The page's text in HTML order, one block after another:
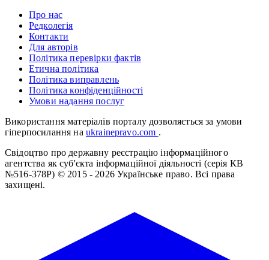
Про нас
Редколегія
Контакти
Для авторів
Політика перевірки фактів
Етична політика
Політика виправлень
Політика конфіденційності
Умови надання послуг
Використання матеріалів порталу дозволяється за умови
гіперпосилання на ukrainepravo.com .
Свідоцтво про державну реєстрацію інформаційного
агентства як суб'єкта інформаційної діяльності (серія КВ
№516-378Р) © 2015 - 2026 Українське право. Всі права
захищені.